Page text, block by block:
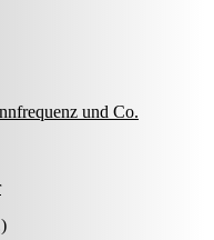
und Co.